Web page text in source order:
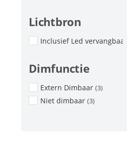
Lichtbron
Inclusief Led vervangbaar
Dimfunctie
Extern Dimbaar (3)
Niet dimbaar (3)